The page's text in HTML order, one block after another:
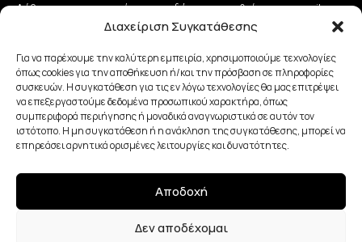
Διαχείριση Συγκατάθεσης
Για να παρέχουμε την καλύτερη εμπειρία, χρησιμοποιούμε τεχνολογίες
όπως cookies για την αποθήκευση ή/και την πρόσβαση σε πληροφορίες
συσκευών. Η συγκατάθεση για τις εν λόγω τεχνολογίες θα μας επιτρέψει
να επεξεργαστούμε δεδομένα προσωπικού χαρακτήρα, όπως
συμπεριφορά περιήγησης ή μοναδικά αναγνωριστικά σε αυτόν τον
ιστότοπο. Η μη συγκατάθεση ή η ανάκληση της συγκατάθεσης, μπορεί να
επηρεάσει αρνητικά ορισμένες λειτουργίες και δυνατότητες.
Αποδοχή
Δεν αποδέχομαι
Λάβετε τις σημαντικότερες ειδήσεις απευθείας στο email σας
και μείνετε πάντα συνδεδεμένοι με την Κρήτη!
ΕΓΓΡΑΦΗ
Έχω διαβάσει και αποδέχομαι την Πολιτική απορρήτου.
Made with Love By